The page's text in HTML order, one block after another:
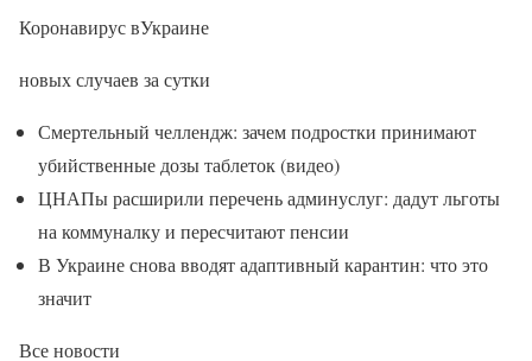
Коронавирус вУкраине
новых случаев за сутки
Смертельный челлендж: зачем подростки принимают
убийственные дозы таблеток (видео)
ЦНАПы расширили перечень админуслуг: дадут льготы
на коммуналку и пересчитают пенсии
В Украине снова вводят адаптивный карантин: что это
значит
Все новости